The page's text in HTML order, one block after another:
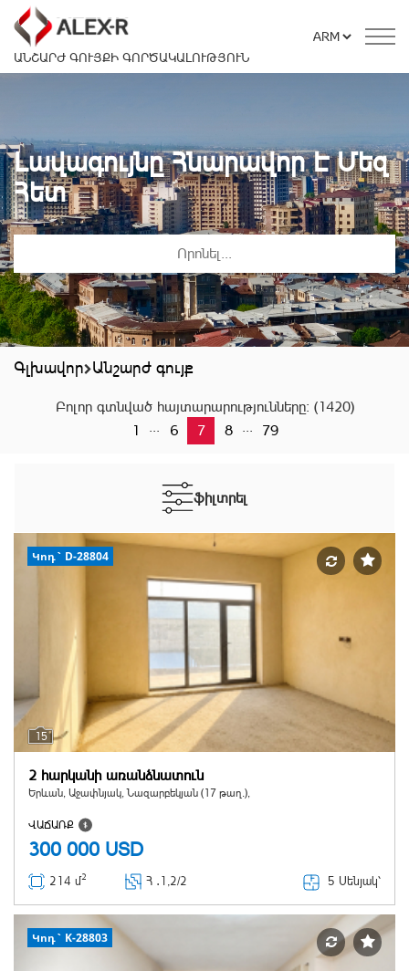
ԱՆՇԱՐԺ ԳՈՒՅՔԻ ԳՈՐԾԱԿԱԼՈՒԹՅՈՒՆ
Լավագույնը Հնարավոր Է Մեզ
Հետ
Գլխավոր Անշարժ գույք
Բոլոր գտնված հայտարարությունները: (1420)
1
... 6 7 8 ... 79
ֆիլտրել
15
Կոդ` D-28804
2 հարկանի առանձնատուն
Երևան, Աջափնյակ, Նազարբեկյան (17 թաղ.),
ՎԱՃԱՌՔ
300 000 USD
214 մ2 Հ ․ 1,2/2 5 Սենյակ՝
Կոդ` K-28803